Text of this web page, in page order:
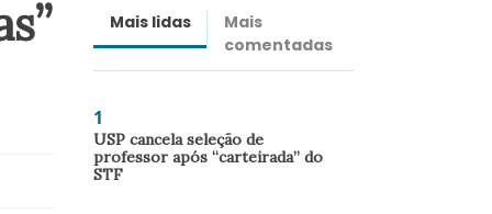
Mais lidas
Mais
comentadas
1
USP cancela seleção de
professor após “carteirada” do
STF